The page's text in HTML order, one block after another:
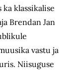
klassikalise
Brendan Jan
vastu ja
Niisuguse